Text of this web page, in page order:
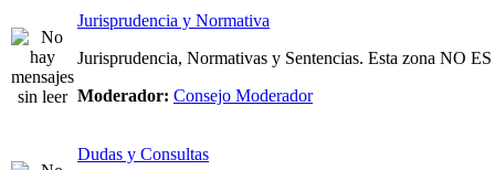
Jurisprudencia y Normativa
Jurisprudencia, Normativas y Sentencias. Esta zona NO
Moderador: Consejo Moderador
Dudas y Consultas